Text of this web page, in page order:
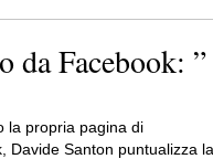
da Facebook: ”
la propria pagina di
Davide Santon puntualizza la